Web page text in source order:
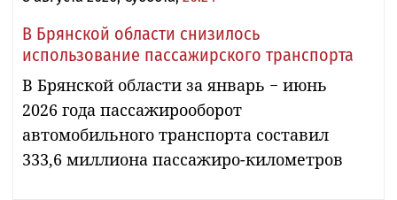
В Брянской области снизилось
использование пассажирского транспорта
В Брянской области за январь − июнь
2026 года пассажирооборот
автомобильного транспорта составил
333,6 миллиона пассажиро-километров